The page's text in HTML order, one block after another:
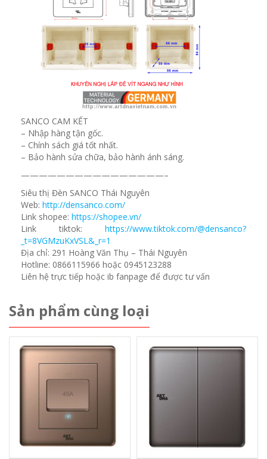
SANCO CAM KẾT
– Nhập hàng tận gốc.
– Chính sách giá tốt nhất.
– Bảo hành sửa chữa, bảo hành ánh sáng.
————————————————–
Siêu thị Đèn SANCO Thái Nguyên
Web: http://densanco.com/
Link shopee: https://shopee.vn/
Link tiktok: https://www.tiktok.com/@densanco?
_t=8VGMzuKxVSL&_r=1
Địa chỉ: 291 Hoàng Văn Thụ – Thái Nguyên
Hotline: 0866115966 hoặc 0945123288
Liên hệ trực tiếp hoặc ib fanpage để được tư vấn
Sản phẩm cùng loại